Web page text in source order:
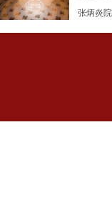
张炳炎